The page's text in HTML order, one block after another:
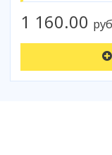
Коврик для
Смотреть все
1 160.00